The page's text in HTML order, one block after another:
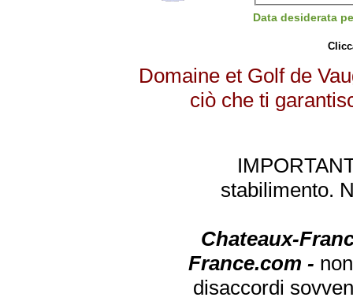
Data desiderata
Domaine et Golf de
ciò che ti
stabilimento.
Chateaux-
France.com -
disaccordi